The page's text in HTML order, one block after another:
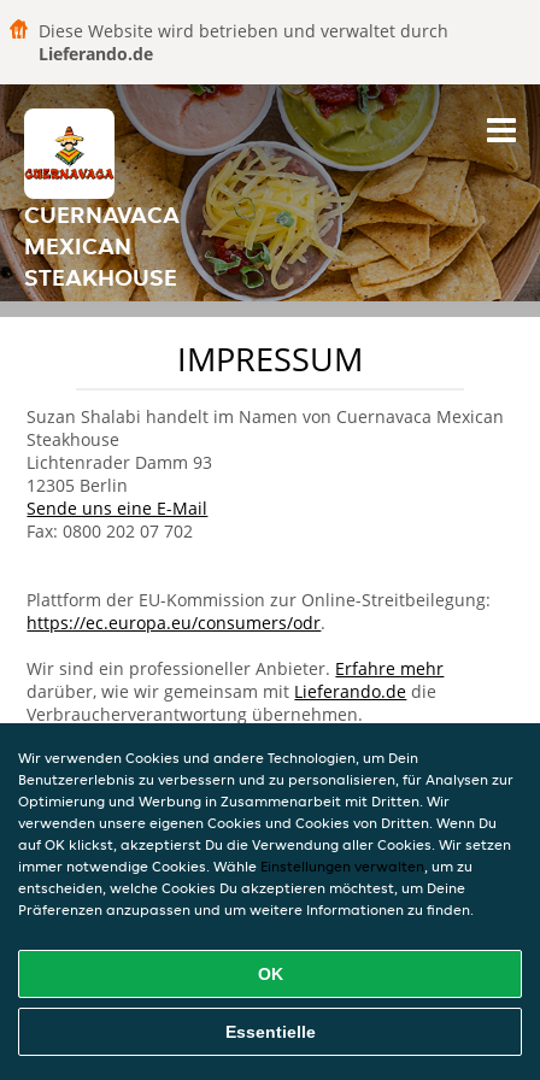
Diese Website wird betrieben und verwaltet durch
Lieferando.de
CUERNAVACA
MEXICAN
STEAKHOUSE
IMPRESSUM
Suzan Shalabi handelt im Namen von Cuernavaca Mexican
Steakhouse
Lichtenrader Damm 93
12305 Berlin
Sende uns eine E-Mail
Fax: 0800 202 07 702
Plattform der EU-Kommission zur Online-Streitbeilegung:
https://ec.europa.eu/consumers/odr.
Wir sind ein professioneller Anbieter. Erfahre mehr
darüber, wie wir gemeinsam mit Lieferando.de die
Verbraucherverantwortung übernehmen.
Wir verwenden Cookies und andere Technologien, um Dein
Benutzererlebnis zu verbessern und zu personalisieren, für Analysen zur
Optimierung und Werbung in Zusammenarbeit mit Dritten. Wir
verwenden unsere eigenen Cookies und Cookies von Dritten. Wenn Du
auf OK klickst, akzeptierst Du die Verwendung aller Cookies. Wir setzen
immer notwendige Cookies. Wähle Einstellungen verwalten, um zu
entscheiden, welche Cookies Du akzeptieren möchtest, um Deine
Präferenzen anzupassen und um weitere Informationen zu finden.
OK
Essentielle